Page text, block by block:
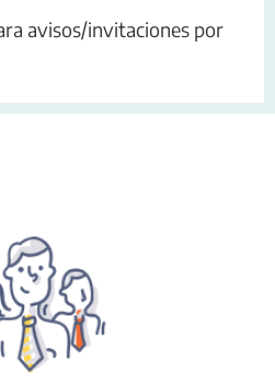
avisos/invitaciones por